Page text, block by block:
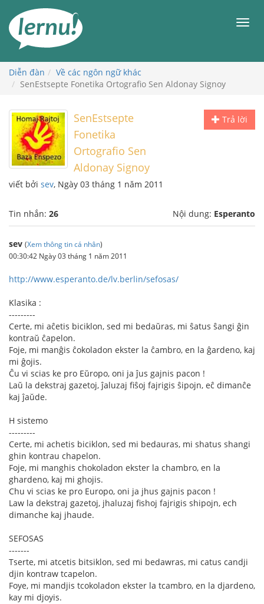
đến
phần
dung
Diễn đàn
Về các ngôn ngữ khác
SenEstsepte Fonetika Ortografio Sen Aldonay Signoy
Trả lời
SenEstsepte
Fonetika
Ortografio Sen
Aldonay Signoy
viết bởi sev, Ngày 03 tháng 1 năm 2011
Tin nhắn: 26 Nội dung: Esperanto
sev (Xem thông tin cá nhân)
00:30:42 Ngày 03 tháng 1 năm 2011
http://www.esperanto.de/lv.berlin/sefosas/
Klasika :
---------
Certe, mi aĉetis biciklon, sed mi bedaŭras, mi ŝatus ŝangi ĝin
kontraŭ ĉapelon.
Foje, mi manĝis ĉokoladon ekster la ĉambro, en la ĝardeno, kaj
mi ĝojis.
Ĉu vi scias ke pro Eŭropo, oni ja ĵus gajnis pacon !
Laŭ la dekstraj gazetoj, ĵaluzaj fiŝoj fajrigis ŝipojn, eĉ dimanĉe
kaj ĵaŭde.
H sistemo
---------
Certe, mi achetis biciklon, sed mi bedauras, mi shatus shangi
ghin kontrau chapelon.
Foje, mi manghis chokoladon ekster la chambro, en la
ghardeno, kaj mi ghojis.
Chu vi scias ke pro Europo, oni ja jhus gajnis pacon !
Law la dekstraj gazetoj, jhaluzaj fishoj fajrigis shipojn, ech
dimanche kaj jhaude.
SEFOSAS
-------
Tserte, mi atcetis bitsiklon, sed mi bedawras, mi catus candji
djin kontraw tcapelon.
Foye, mi mandjis tcokoladon ekster la tcambro, en la djardeno,
kay mi djoyis.